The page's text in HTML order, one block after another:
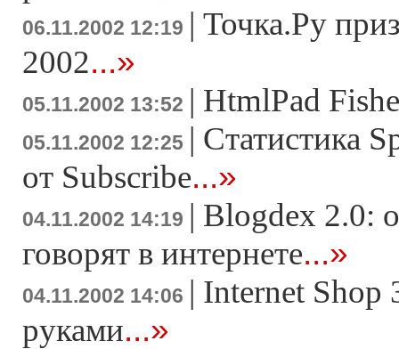
06.11.2002 12:19 | Точка.Ру
2002...»
05.11.2002 13:52 | HtmlPad
05.11.2002 12:25 | Статистика
от Subscribe...»
04.11.2002 14:19 | Blogdex 2.0:
говорят в интернете...»
04.11.2002 14:06 | Internet Shop
руками...»